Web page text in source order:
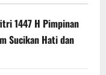
1447 H Pimpinan
Sucikan Hati dan